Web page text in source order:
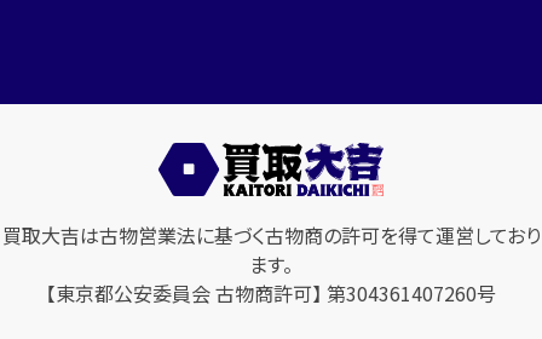
買取大吉は古物営業法に基づく古物商の許可を得て運営しており
ます。
【東京都公安委員会 古物商許可】 第304361407260号